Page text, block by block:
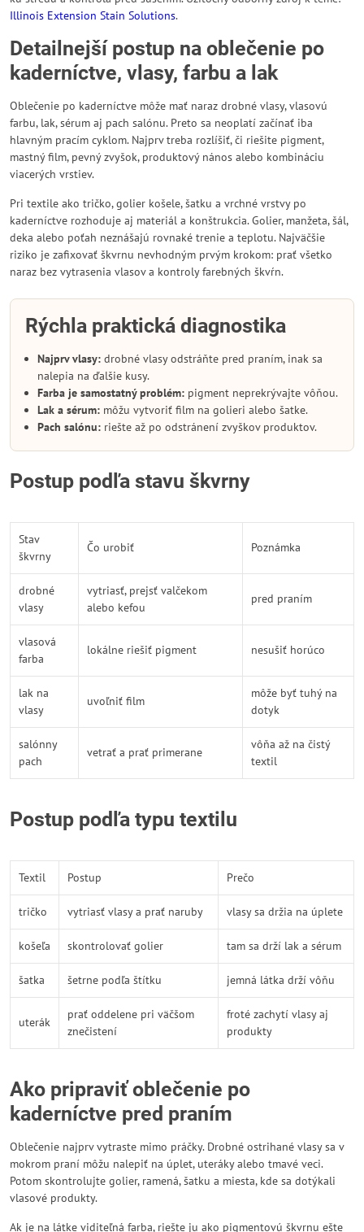
Illinois Extension Stain Solutions.
Detailnejší postup na oblečenie po
kaderníctve, vlasy, farbu a lak
Oblečenie po kaderníctve môže mať naraz drobné vlasy, vlasovú
farbu, lak, sérum aj pach salónu. Preto sa neoplatí začínať iba
hlavným pracím cyklom. Najprv treba rozlíšiť, či riešite pigment,
mastný film, pevný zvyšok, produktový nános alebo kombináciu
viacerých vrstiev.
Pri textile ako tričko, golier košele, šatku a vrchné vrstvy po
kaderníctve rozhoduje aj materiál a konštrukcia. Golier, manžeta, šál,
deka alebo poťah neznášajú rovnaké trenie a teplotu. Najväčšie
riziko je zafixovať škvrnu nevhodným prvým krokom: prať všetko
naraz bez vytrasenia vlasov a kontroly farebných škvŕn.
Rýchla praktická diagnostika
Najprv vlasy: drobné vlasy odstráňte pred praním, inak sa
nalepia na ďalšie kusy.
Farba je samostatný problém: pigment neprekrývajte vôňou.
Lak a sérum: môžu vytvoriť film na golieri alebo šatke.
Pach salónu: riešte až po odstránení zvyškov produktov.
Postup podľa stavu škvrny
Stav
škvrny
Čo urobiť Poznámka
drobné
vlasy
vytriasť, prejsť valčekom
alebo kefou
pred praním
vlasová
farba
lokálne riešiť pigment nesušiť horúco
lak na
vlasy
uvoľniť film
môže byť tuhý na
dotyk
salónny
pach
vetrať a prať primerane
vôňa až na čistý
textil
Postup podľa typu textilu
Textil Postup Prečo
tričko vytriasť vlasy a prať naruby vlasy sa držia na úplete
košeľa skontrolovať golier tam sa drží lak a sérum
šatka šetrne podľa štítku jemná látka drží vôňu
uterák
prať oddelene pri väčšom
znečistení
froté zachytí vlasy aj
produkty
Ako pripraviť oblečenie po
kaderníctve pred praním
Oblečenie najprv vytraste mimo práčky. Drobné ostrihané vlasy sa v
mokrom praní môžu nalepiť na úplet, uteráky alebo tmavé veci.
Potom skontrolujte golier, ramená, šatku a miesta, kde sa dotýkali
vlasové produkty.
Ak je na látke viditeľná farba, riešte ju ako pigmentovú škvrnu ešte